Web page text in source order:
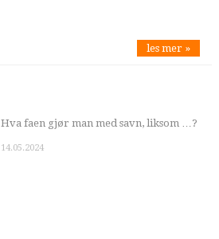
les mer »
Hva faen gjør man med savn, liksom …?
14.05.2024